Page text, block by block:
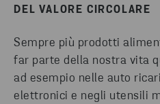
DEL VALORE CIRCOLARE
Sempre più prodotti
far parte della nostra vita
ad esempio nelle auto
elettronici e negli utensili